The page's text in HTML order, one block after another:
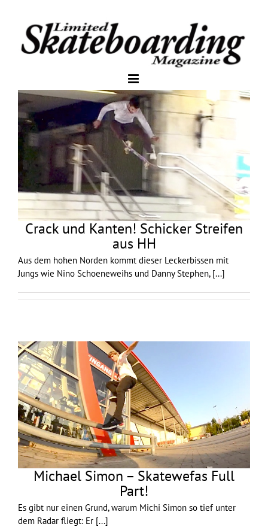
Crack und Kanten! Schicker Streifen
aus HH
Aus dem hohen Norden kommt dieser Leckerbissen mit
Jungs wie Nino Schoeneweihs und Danny Stephen, [...]
Michael Simon – Skatewefas Full
Part!
Es gibt nur einen Grund, warum Michi Simon so tief unter
dem Radar fliegt: Er [...]